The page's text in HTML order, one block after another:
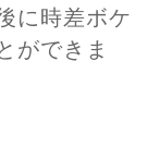
に時差ボケ
ができま